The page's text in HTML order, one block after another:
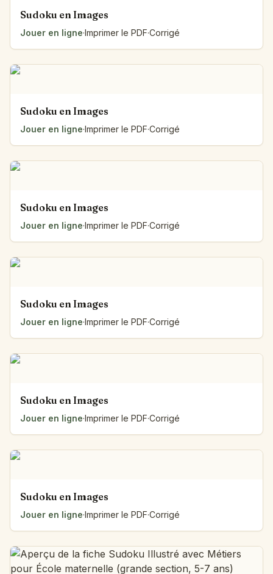
Sudoku en Images
Jouer en ligne·Imprimer le PDF·Corrigé
Sudoku en Images
Jouer en ligne·Imprimer le PDF·Corrigé
Sudoku en Images
Jouer en ligne·Imprimer le PDF·Corrigé
Sudoku en Images
Jouer en ligne·Imprimer le PDF·Corrigé
Sudoku en Images
Jouer en ligne·Imprimer le PDF·Corrigé
Sudoku en Images
Jouer en ligne·Imprimer le PDF·Corrigé